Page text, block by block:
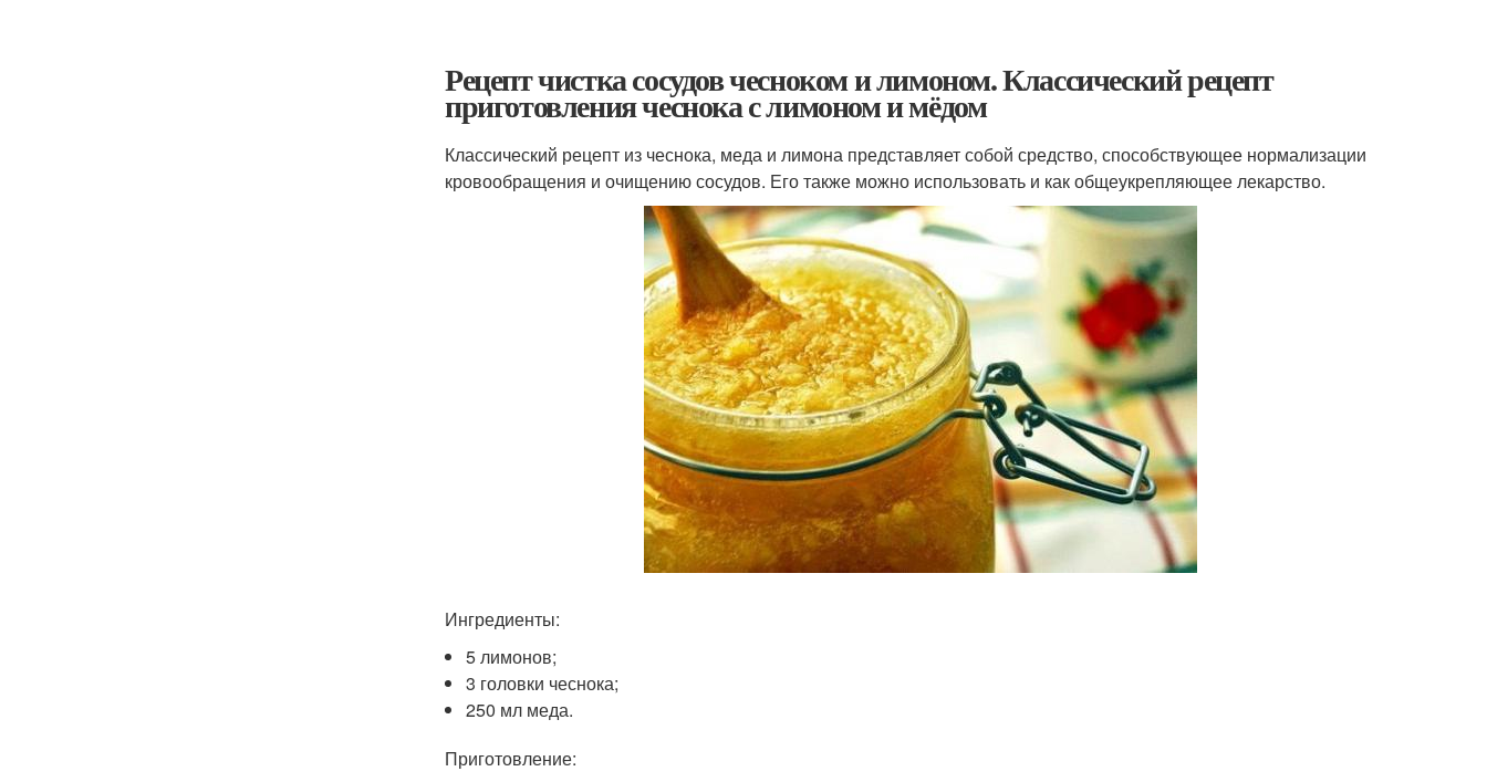
Рецепт чистка сосудов чесноком и лимоном. Классический рецепт
приготовления чеснока с лимоном и мёдом
Классический рецепт из чеснока, меда и лимона представляет собой средство, способствующее нормализации
кровообращения и очищению сосудов. Его также можно использовать и как общеукрепляющее лекарство.
Ингредиенты:
5 лимонов;
3 головки чеснока;
250 мл меда.
Приготовление: